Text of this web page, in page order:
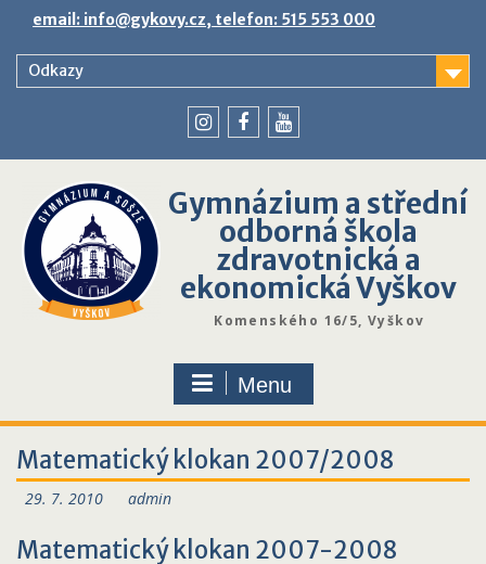
content
email: info@gykovy.cz, telefon: 515 553 000
Odkazy
Gymnázium a střední
odborná škola
zdravotnická a
ekonomická Vyškov
Komenského 16/5, Vyškov
Menu
Matematický klokan 2007/2008
29. 7. 2010 admin
Matematický klokan 2007-2008